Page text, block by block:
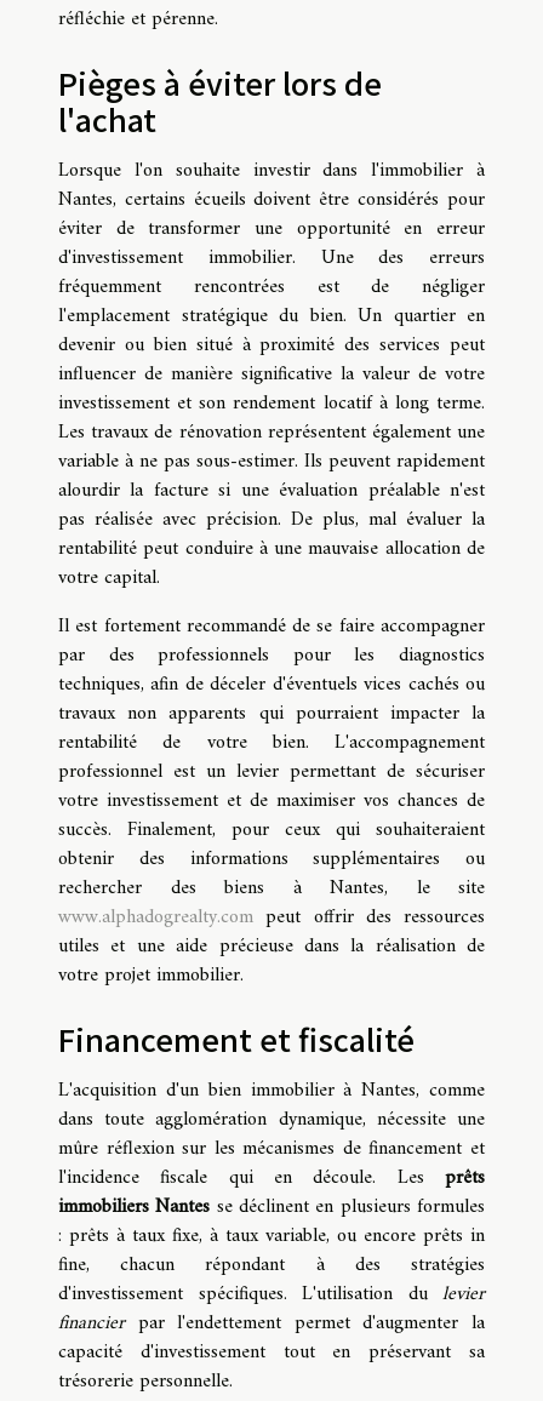
réfléchie et pérenne.
Pièges à éviter lors de
l'achat
Lorsque l'on souhaite investir dans l'immobilier à
Nantes, certains écueils doivent être considérés pour
éviter de transformer une opportunité en erreur
d'investissement immobilier. Une des erreurs
fréquemment rencontrées est de négliger
l'emplacement stratégique du bien. Un quartier en
devenir ou bien situé à proximité des services peut
influencer de manière significative la valeur de votre
investissement et son rendement locatif à long terme.
Les travaux de rénovation représentent également une
variable à ne pas sous-estimer. Ils peuvent rapidement
alourdir la facture si une évaluation préalable n'est
pas réalisée avec précision. De plus, mal évaluer la
rentabilité peut conduire à une mauvaise allocation de
votre capital.
Il est fortement recommandé de se faire accompagner
par des professionnels pour les diagnostics
techniques, afin de déceler d'éventuels vices cachés ou
travaux non apparents qui pourraient impacter la
rentabilité de votre bien. L'accompagnement
professionnel est un levier permettant de sécuriser
votre investissement et de maximiser vos chances de
succès. Finalement, pour ceux qui souhaiteraient
obtenir des informations supplémentaires ou
rechercher des biens à Nantes, le site
www.alphadogrealty.com peut offrir des ressources
utiles et une aide précieuse dans la réalisation de
votre projet immobilier.
Financement et fiscalité
L'acquisition d'un bien immobilier à Nantes, comme
dans toute agglomération dynamique, nécessite une
mûre réflexion sur les mécanismes de financement et
l'incidence fiscale qui en découle. Les prêts
immobiliers Nantes se déclinent en plusieurs formules
: prêts à taux fixe, à taux variable, ou encore prêts in
fine, chacun répondant à des stratégies
d'investissement spécifiques. L'utilisation du levier
financierpar l'endettement permet d'augmenter la
capacité d'investissement tout en préservant sa
trésorerie personnelle.